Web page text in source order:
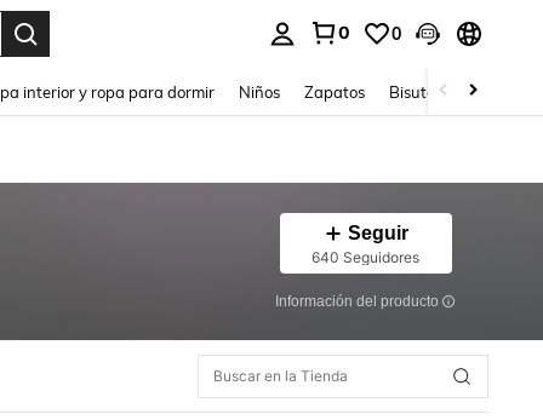
0 0
interior y ropa para dormir Niños Zapatos Bisutería Y
Seguir
640 Seguidores
Información del producto